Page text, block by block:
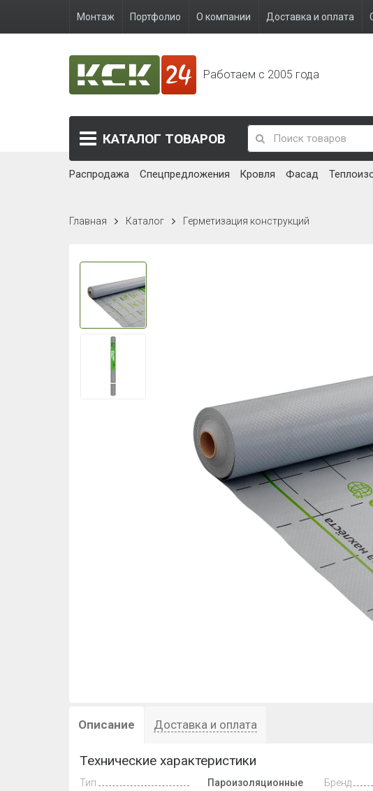
Монтаж Портфолио О компании Доставка и оплата
Работаем с 2005 года
КАТАЛОГ ТОВАРОВ
Распродажа Спецпредложения Кровля Фасад
Главная Каталог Герметизация конструкций
Описание Доставка и оплата
Технические характеристики
Тип
Пароизоляционные
Бренд